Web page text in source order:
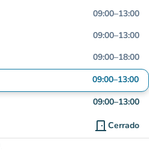
09:00–13:00
09:00–13:00
09:00–18:00
09:00–13:00
09:00–13:00
door_front Cerrado